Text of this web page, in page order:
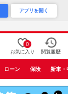
アプリを開く
0
お気に入り 閲覧履歴
ローン 保険 新車・